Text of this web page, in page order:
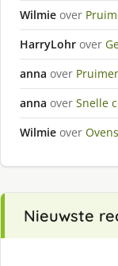
Wilmie over
HarryLohr over
anna over
anna over Snelle
Wilmie over
Nieuwste